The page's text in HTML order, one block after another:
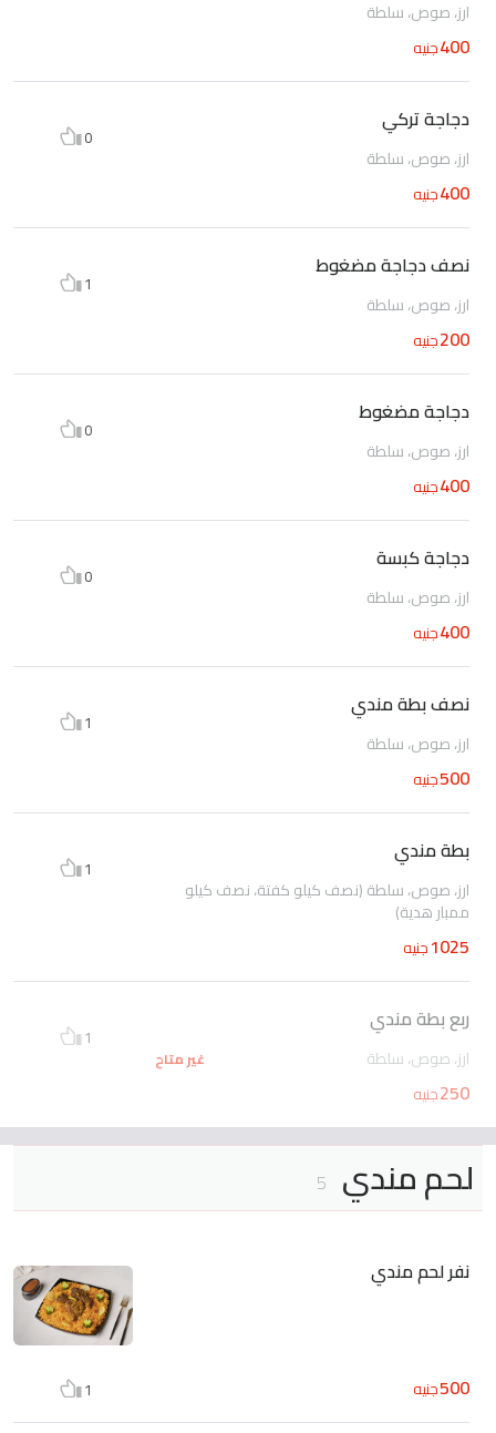
ارز، صوص، سلطة
400جنيه
دجاجة تركي
ارز، صوص، سلطة
400جنيه
0
نصف دجاجة مضغوط
ارز، صوص، سلطة
200جنيه
1
دجاجة مضغوط
ارز، صوص، سلطة
400جنيه
0
دجاجة كبسة
ارز، صوص، سلطة
400جنيه
0
نصف بطة مندي
ارز، صوص، سلطة
500جنيه
1
بطة مندي
ارز، صوص، سلطة (نصف كيلو كفتة، نصف كيلو
ممبار هدية)
1025جنيه
1
ربع بطة مندي
ارز، صوص، سلطة غير متاح
250جنيه
1
لحم مندي 5
نفر لحم مندي
500جنيه 1